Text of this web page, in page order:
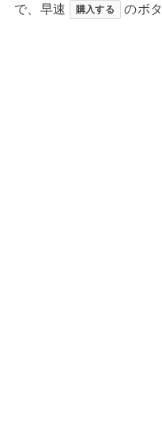
で、早速
購入する のボ